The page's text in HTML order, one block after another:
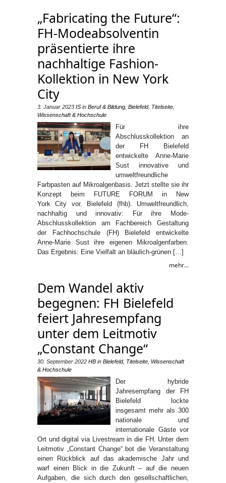
„Fabricating the Future“:
FH-Modeabsolventin
präsentierte ihre
nachhaltige Fashion-
Kollektion in New York
City
3. Januar 2023 IS in Beruf & Bildung Bielefeld, Titelseite
Wissenschaft & Hochschule
Für ihre
Abschlusskollektion an
der FH Bielefeld
entwickelte Anne-Marie
Sust innovative und
umweltfreundliche
Farbpasten auf Mikroalgenbasis. Jetzt stellte sie ihr
Konzept beim FUTURE FORUM in New
York City vor. Bielefeld (fhb). Umweltfreundlich,
nachhaltig und innovativ: Für ihre Mode-
Abschlusskollektion am Fachbereich Gestaltung
der Fachhochschule (FH) Bielefeld entwickelte
Anne-Marie Sust ihre eigenen Mikroalgenfarben.
Das Ergebnis: Eine Vielfalt an bläulich-grünen […]
mehr...
Dem Wandel aktiv
begegnen: FH Bielefeld
feiert Jahresempfang
unter dem Leitmotiv
„Constant Change“
30. September 2022 HB in Bielefeld, Titelseite Wissenschaft
& Hochschule
Der hybride
Jahresempfang der FH
Bielefeld lockte
insgesamt mehr als 300
nationale und
internationale Gäste vor
Ort und digital via Livestream in die FH. Unter dem
Leitmotiv „Constant Change“ bot die Veranstaltung
einen Rückblick auf das akademische Jahr und
warf einen Blick in die Zukunft – auf die neuen
Aufgaben, die sich durch den gesellschaftlichen,